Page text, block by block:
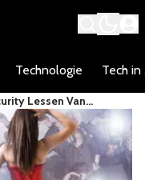
Technologie Tech in
Lessen Van
Hollywood Actrices